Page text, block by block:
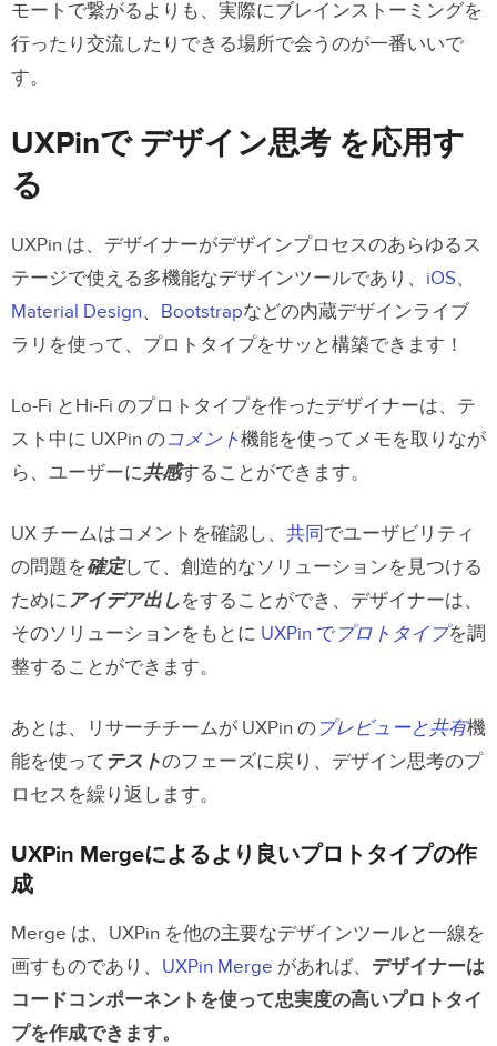
モートで繋がるよりも、実際にブレインストーミングを
行ったり交流したりできる場所で会うのが一番いいで
す。
UXPinで デザイン思考 を応用す
る
UXPin は、デザイナーがデザインプロセスのあらゆるス
テージで使える多機能なデザインツールであり、 iOS、
Material Design、 Bootstrapなどの内蔵デザインライブ
ラリを使って、プロトタイプをサッと構築できます！
Lo-Fi とHi-Fi のプロトタイプを作ったデザイナーは、テ
スト中に UXPin のコメント機能を使ってメモを取りなが
ら、ユーザーに共感することができます。
UX チームはコメントを確認し、 共同 でユーザビリティ
の問題を確定して、創造的なソリューションを見つける
ためにアイデア出しをすることができ、デザイナーは、
そのソリューションをもとに UXPin で プロトタイプを調
整することができます。
あとは、リサーチチームが UXPin の プレビューと共有機
能を使って テストのフェーズに戻り、デザイン思考のプ
ロセスを繰り返します。
UXPin Mergeによるより良いプロトタイプの作
成
Merge は、UXPin を他の主要なデザインツールと一線を
画すものであり、 UXPin Merge があれば、 デザイナーは
コードコンポーネントを使って忠実度の高いプロトタイ
プを作成できます。